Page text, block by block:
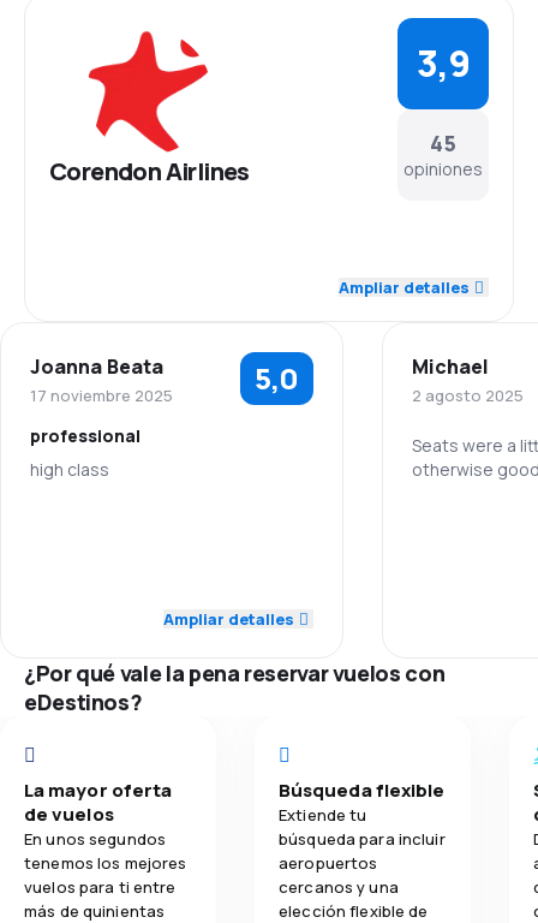
Corendon Airlines
45
opiniones
3,9
Red de vuelos 4,1
Precio de los tiquetes 3,9
Ampliar detalles
Joanna Beata
17 noviembre 2025 5,0
professional
high class
Precio de los tiquetes
5,0
Transporte de equipaje 5,0
Comidas 5,0
Ampliar detalles
Michael
2 agosto 2025
Seats were a
otherwise
Comodidad
Transporte
¿Por qué vale la pena reservar vuelos con
eDestinos?
La mayor oferta
de vuelos
En unos segundos
tenemos los mejores
vuelos para ti entre
más de quinientas
Búsqueda flexible
Extiende tu
búsqueda para incluir
aeropuertos
cercanos y una
elección flexible de